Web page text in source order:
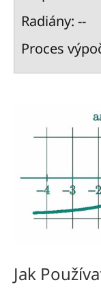
Radiány: --
Proces
Jak